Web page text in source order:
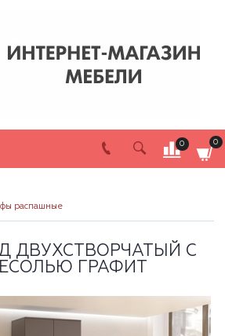
0 0
распашные
ДВУХСТВОРЧАТЫЙ С
ГРАФИТ